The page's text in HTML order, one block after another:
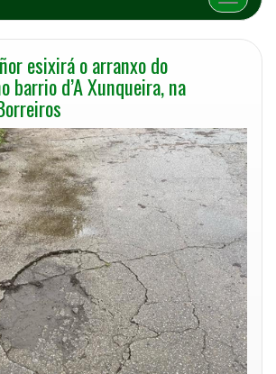
esixirá o arranxo do
barrio d’A Xunqueira, na